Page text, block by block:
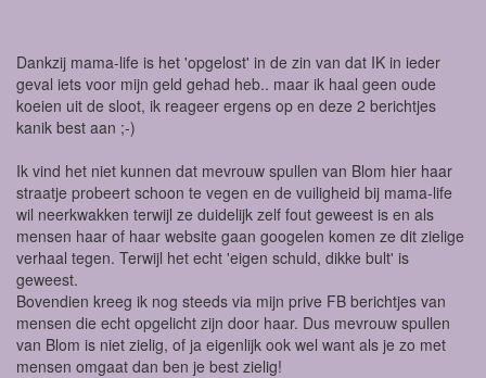
Dankzij mama-life is het 'opgelost' in de zin van dat IK in ieder
geval iets voor mijn geld gehad heb.. maar ik haal geen oude
koeien uit de sloot, ik reageer ergens op en deze 2 berichtjes
kanik best aan ;-)
Ik vind het niet kunnen dat mevrouw spullen van Blom hier haar
straatje probeert schoon te vegen en de vuiligheid bij mama-life
wil neerkwakken terwijl ze duidelijk zelf fout geweest is en als
mensen haar of haar website gaan googelen komen ze dit zielige
verhaal tegen. Terwijl het echt 'eigen schuld, dikke bult' is
geweest.
Bovendien kreeg ik nog steeds via mijn prive FB berichtjes van
mensen die echt opgelicht zijn door haar. Dus mevrouw spullen
van Blom is niet zielig, of ja eigenlijk ook wel want als je zo met
mensen omgaat dan ben je best zielig!